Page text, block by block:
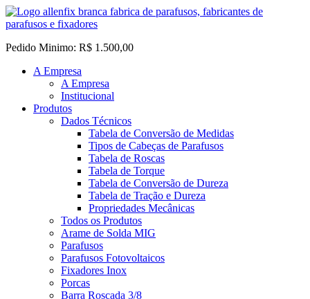
Pedido Minimo: R$ 1.500,00
A Empresa
A Empresa
Institucional
Produtos
Dados Técnicos
Tabela de Conversão de Medidas
Tipos de Cabeças de Parafusos
Tabela de Roscas
Tabela de Torque
Tabela de Conversão de Dureza
Tabela de Tração e Dureza
Propriedades Mecânicas
Todos os Produtos
Arame de Solda MIG
Parafusos
Parafusos Fotovoltaicos
Fixadores Inox
Porcas
Barra Roscada 3/8